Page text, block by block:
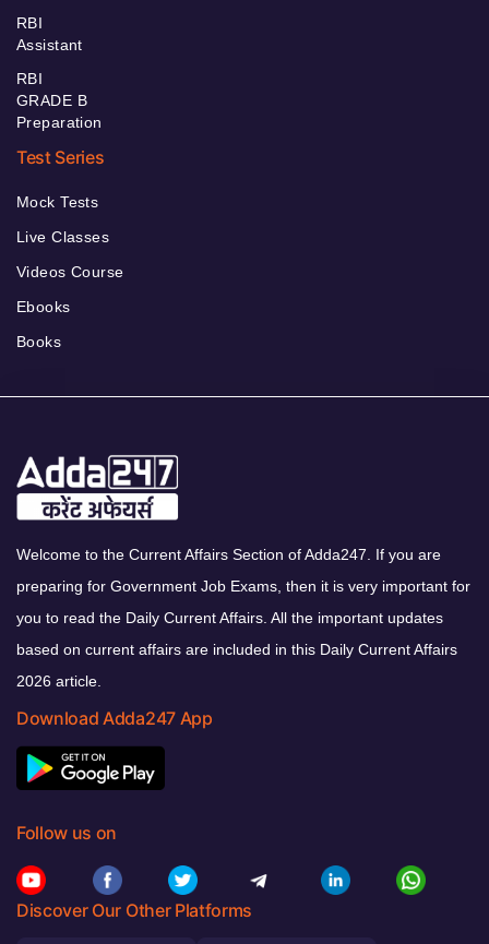
RBI
Assistant
RBI
GRADE B
Preparation
Test Series
Mock Tests
Live Classes
Videos Course
Ebooks
Books
Welcome to the Current Affairs Section of Adda247. If you are
preparing for Government Job Exams, then it is very important for
you to read the Daily Current Affairs. All the important updates
based on current affairs are included in this Daily Current Affairs
2026 article.
Download Adda247 App
Follow us on
Discover Our Other Platforms